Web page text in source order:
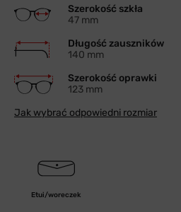
Szerokość szkła
47 mm
Długość zauszników
140 mm
Szerokość oprawki
123 mm
Jak wybrać odpowiedni rozmiar
Etui/woreczek